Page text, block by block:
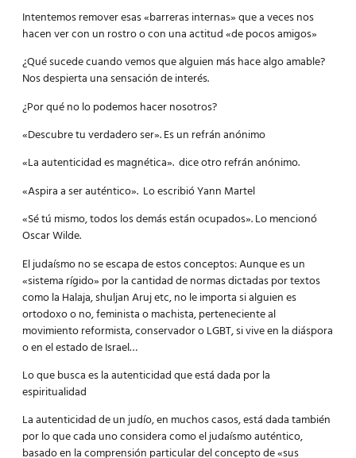
Intentemos remover esas «barreras internas» que a veces nos
hacen ver con un rostro o con una actitud «de pocos amigos»
¿Qué sucede cuando vemos que alguien más hace algo amable?
Nos despierta una sensación de interés.
¿Por qué no lo podemos hacer nosotros?
«Descubre tu verdadero ser». Es un refrán anónimo
«La autenticidad es magnética». dice otro refrán anónimo.
«Aspira a ser auténtico». Lo escribió Yann Martel
«Sé tú mismo, todos los demás están ocupados». Lo mencionó
Oscar Wilde.
El judaísmo no se escapa de estos conceptos: Aunque es un
«sistema rígido» por la cantidad de normas dictadas por textos
como la Halaja, shuljan Aruj etc, no le importa si alguien es
ortodoxo o no, feminista o machista, perteneciente al
movimiento reformista, conservador o LGBT, si vive en la diáspora
o en el estado de Israel…
Lo que busca es la autenticidad que está dada por la
espiritualidad
La autenticidad de un judío, en muchos casos, está dada también
por lo que cada uno considera como el judaísmo auténtico,
basado en la comprensión particular del concepto de «sus